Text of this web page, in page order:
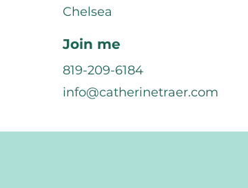
Chelsea
Join me
819-209-6184
info@catherinetraer.com